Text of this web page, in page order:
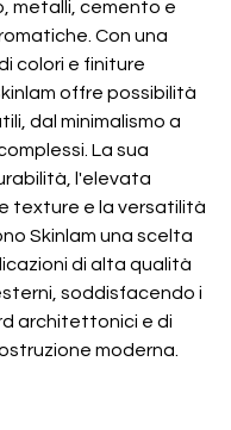
metalli, cemento e
Con una
colori e finiture
offre possibilità
dal minimalismo a
La sua
l'elevata
texture e la versatilità
Skinlam una scelta
di alta qualità
soddisfacendo i
architettonici e di
moderna.